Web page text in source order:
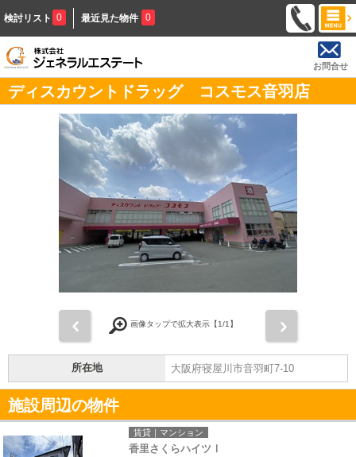
検討リスト 0 最近見た物件 0
お問合せ
ディスカウントドラッグ コスモス音羽店
画像タップで拡大表示【1/1】
所在地 大阪府寝屋川市音羽町7-10
施設周辺の物件
賃貸｜マンション
香里さくらハイツⅠ